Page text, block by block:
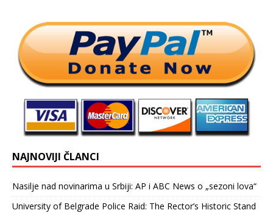
NAJNOVIJI ČLANCI
Nasilje nad novinarima u Srbiji: AP i ABC News o „sezoni lova“
University of Belgrade Police Raid: The Rector’s Historic Stand